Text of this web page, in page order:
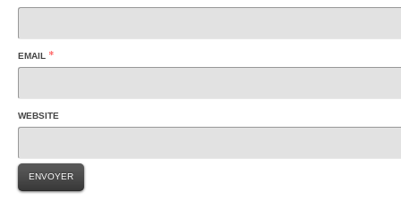
EMAIL *
WEBSITE